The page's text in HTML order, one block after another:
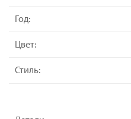
Год:
Цвет:
Стиль: